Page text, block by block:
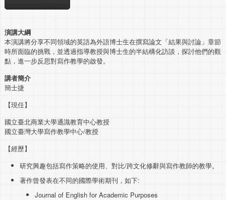
演講大綱
本演講將分享不同領域的英語為外語博士生在撰寫論文「結果與討論」章節
時所面臨的挑戰，並透過指導教授與博士生的半結構化訪談，探討他們的觀
點，進一步反思對寫作教學的啟發。
講者簡介
簡士捷
【現任】
國立臺北商業大學通識教育中心教授
國立臺灣大學寫作教學中心/教授
【經歷】
研究興趣包括寫作策略的使用、對比/跨文化修辭與寫作教師的教學。
著作曾發表在不同的國際學術期刊，如下:
Journal of English for Academic Purposes